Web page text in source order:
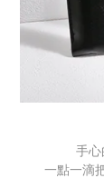
手
一點一滴